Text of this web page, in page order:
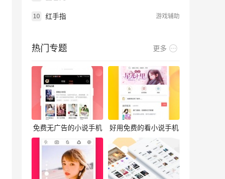
10 红手指 游戏辅助
热门专题 更多
免费无广告的小说手机
好用免费的看小说手机
软件合集